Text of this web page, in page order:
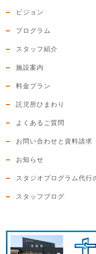
ビジョン
プログラム
スタッフ紹介
施設案内
料金プラン
託児所ひまわり
よくあるご質問
お問い合わせと資料請求
お知らせ
スタジオプログラム代行
スタッフブログ